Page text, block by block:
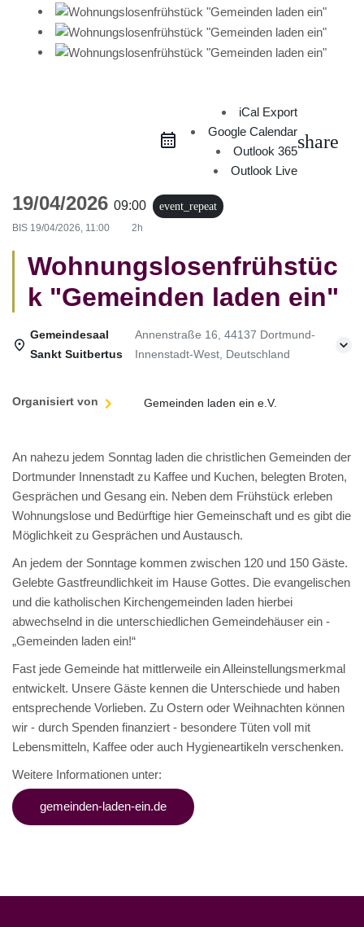
iCal Export
Google Calendar
Outlook 365
Outlook Live
share
19/04/2026 09:00 event_repeat
BIS 19/04/2026, 11:00 2h
Wohnungslosenfrühstüc
k "Gemeinden laden ein"
Gemeindesaal
Sankt Suitbertus
Annenstraße 16, 44137 Dortmund-
Innenstadt-West, Deutschland
Organisiert von Gemeinden laden ein e.V.
An nahezu jedem Sonntag laden die christlichen Gemeinden der
Dortmunder Innenstadt zu Kaffee und Kuchen, belegten Broten,
Gesprächen und Gesang ein. Neben dem Frühstück erleben
Wohnungslose und Bedürftige hier Gemeinschaft und es gibt die
Möglichkeit zu Gesprächen und Austausch.
An jedem der Sonntage kommen zwischen 120 und 150 Gäste.
Gelebte Gastfreundlichkeit im Hause Gottes. Die evangelischen
und die katholischen Kirchengemeinden laden hierbei
abwechselnd in die unterschiedlichen Gemeindehäuser ein -
„Gemeinden laden ein!“
Fast jede Gemeinde hat mittlerweile ein Alleinstellungsmerkmal
entwickelt. Unsere Gäste kennen die Unterschiede und haben
entsprechende Vorlieben. Zu Ostern oder Weihnachten können
wir - durch Spenden finanziert - besondere Tüten voll mit
Lebensmitteln, Kaffee oder auch Hygieneartikeln verschenken.
Weitere Informationen unter:
gemeinden-laden-ein.de